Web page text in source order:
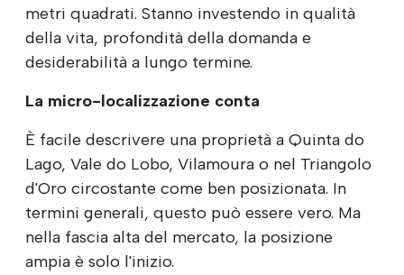
metri quadrati. Stanno investendo in qualità
della vita, profondità della domanda e
desiderabilità a lungo termine.
La micro-localizzazione conta
È facile descrivere una proprietà a Quinta do
Lago, Vale do Lobo, Vilamoura o nel Triangolo
d'Oro circostante come ben posizionata. In
termini generali, questo può essere vero. Ma
nella fascia alta del mercato, la posizione
ampia è solo l'inizio.